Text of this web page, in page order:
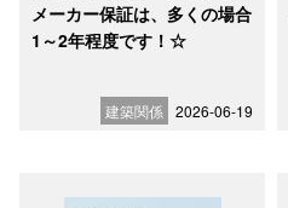
メーカー保証は、多くの場合
1～2年程度です！☆
建築関係 2026-06-19